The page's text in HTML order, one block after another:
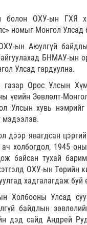
болон ОХУ-ын ГХЯ
номыг Монгол Улсад
ын Аюулгүй
БНМАУ-ын
Улсад гардуулна.
Орос Улсын
үеийн Зөвлөлт-
Улсын хувь
мэдээлэв.
дээр явагдсан
холбогдол, 1945
байсан тухай
ОХУ-ын Төрийн
хадгалагдаж буй
Холбооны Улсад
байдлын
дэд сайд Андрей